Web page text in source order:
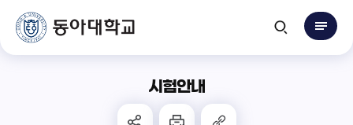
시험안내